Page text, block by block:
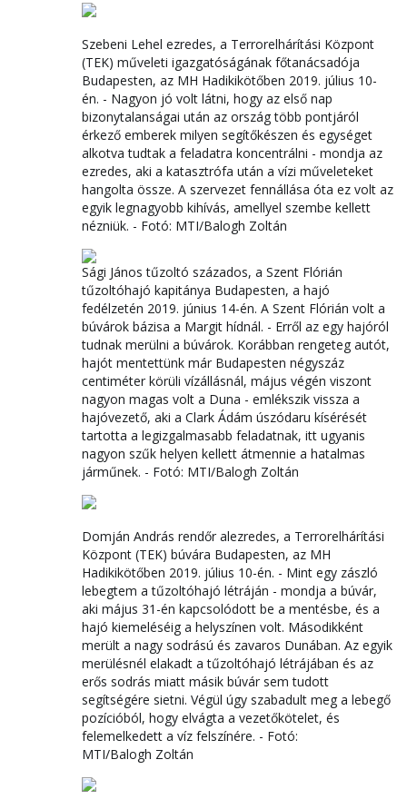
Szebeni Lehel ezredes, a Terrorelhárítási Központ
(TEK) műveleti igazgatóságának főtanácsadója
Budapesten, az MH Hadikikötőben 2019. július 10-
én. - Nagyon jó volt látni, hogy az első nap
bizonytalanságai után az ország több pontjáról
érkező emberek milyen segítőkészen és egységet
alkotva tudtak a feladatra koncentrálni - mondja az
ezredes, aki a katasztrófa után a vízi műveleteket
hangolta össze. A szervezet fennállása óta ez volt az
egyik legnagyobb kihívás, amellyel szembe kellett
nézniük. - Fotó: MTI/Balogh Zoltán
Sági János tűzoltó százados, a Szent Flórián
tűzoltóhajó kapitánya Budapesten, a hajó
fedélzetén 2019. június 14-én. A Szent Flórián volt a
búvárok bázisa a Margit hídnál. - Erről az egy hajóról
tudnak merülni a búvárok. Korábban rengeteg autót,
hajót mentettünk már Budapesten négyszáz
centiméter körüli vízállásnál, május végén viszont
nagyon magas volt a Duna - emlékszik vissza a
hajóvezető, aki a Clark Ádám úszódaru kísérését
tartotta a legizgalmasabb feladatnak, itt ugyanis
nagyon szűk helyen kellett átmennie a hatalmas
járműnek. - Fotó: MTI/Balogh Zoltán
Domján András rendőr alezredes, a Terrorelhárítási
Központ (TEK) búvára Budapesten, az MH
Hadikikötőben 2019. július 10-én. - Mint egy zászló
lebegtem a tűzoltóhajó létráján - mondja a búvár,
aki május 31-én kapcsolódott be a mentésbe, és a
hajó kiemeléséig a helyszínen volt. Másodikként
merült a nagy sodrású és zavaros Dunában. Az egyik
merülésnél elakadt a tűzoltóhajó létrájában és az
erős sodrás miatt másik búvár sem tudott
segítségére sietni. Végül úgy szabadult meg a lebegő
pozícióból, hogy elvágta a vezetőkötelet, és
felemelkedett a víz felszínére. - Fotó:
MTI/Balogh Zoltán